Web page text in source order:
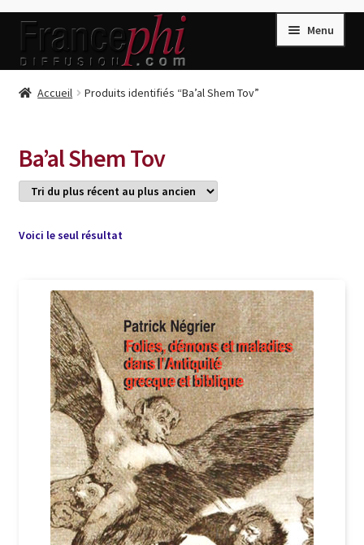
Aller
la
Aller
contenu
Menu
Accueil
Conditions de Vente
Connection
Listes d’Envies
Livres de Peter Randa
Livres de Philippe Randa
Login Customizer
Newsletter
Nous Contacter
Panier
Politique de confidentialité et cookies
Qui sommes-nous ?
Accueil Produits identifiés “Ba’al Shem Tov”
Ba’al Shem Tov
Voici le seul résultat